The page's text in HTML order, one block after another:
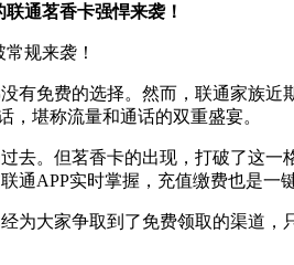
通茗香卡强悍来袭！
规来袭！
有免费的选择。然而，联通家族
，堪称流量和通话的双重盛宴。
去。但茗香卡的出现，打破了这
通APP实时掌握，充值缴费也是一键
为大家争取到了免费领取的渠道